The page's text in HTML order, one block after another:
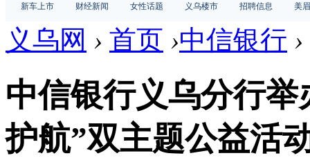
新车上市
财经新闻 女性话题 义乌楼市 招聘信息 美
义乌网 › 首页 ›中信银行 ›
中信银行义乌分行举
护航”双主题公益活